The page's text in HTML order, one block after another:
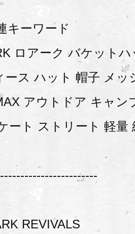
キーワード
ロアーク バケット
ース ハット 帽子 メッ
アウトドア キャン
ート ストリート 軽量
REVIVALS